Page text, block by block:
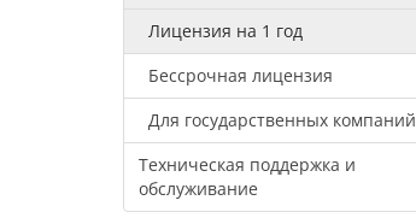
Лицензия на 1 год
Бессрочная лицензия
Для государственных компаний
Техническая поддержка и
обслуживание